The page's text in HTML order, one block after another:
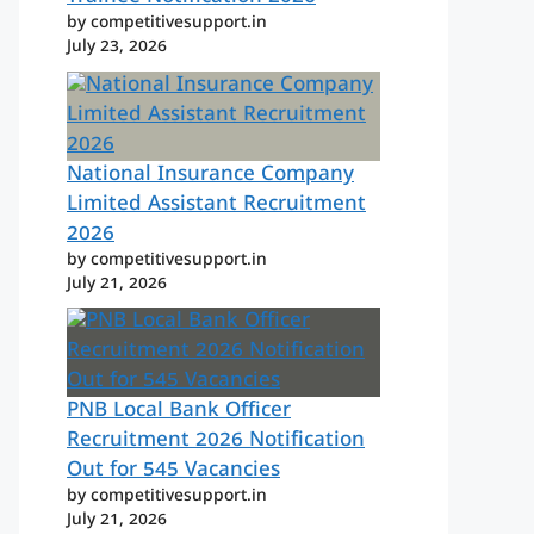
by competitivesupport.in
July 23, 2026
National Insurance Company
Limited Assistant Recruitment
2026
by competitivesupport.in
July 21, 2026
PNB Local Bank Officer
Recruitment 2026 Notification
Out for 545 Vacancies
by competitivesupport.in
July 21, 2026